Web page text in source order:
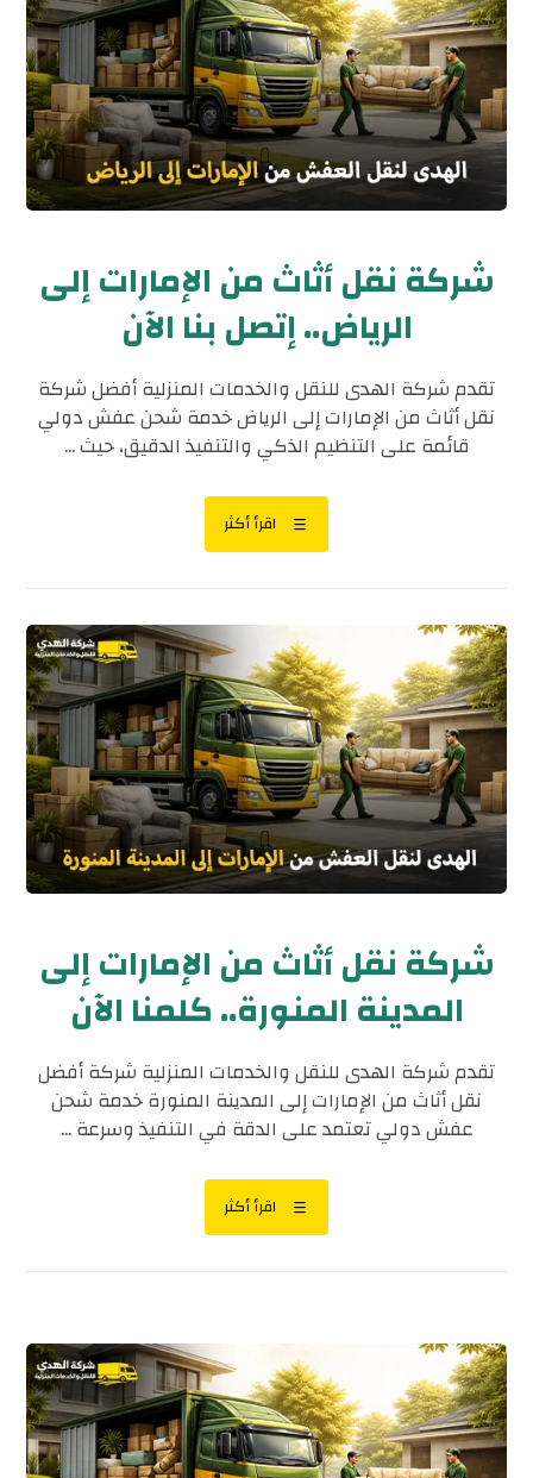
شركة نقل أثاث من الإمارات إلى
الرياض.. إتصل بنا الآن
تقدم شركة الهدى للنقل والخدمات المنزلية أفضل شركة
نقل أثاث من الإمارات إلى الرياض خدمة شحن عفش دولي
قائمة على التنظيم الذكي والتنفيذ الدقيق، حيث ...
اقرأ أكثر
شركة نقل أثاث من الإمارات إلى
المدينة المنورة.. كلمنا الآن
تقدم شركة الهدى للنقل والخدمات المنزلية شركة أفضل
نقل أثاث من الإمارات إلى المدينة المنورة خدمة شحن
عفش دولي تعتمد على الدقة في التنفيذ وسرعة ...
اقرأ أكثر